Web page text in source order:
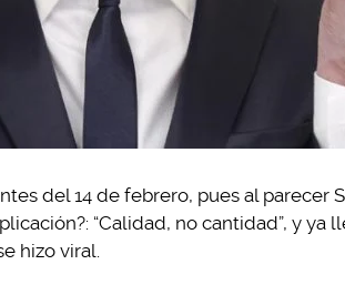
del 14 de febrero, pues al parecer
“Calidad, no cantidad”, y ya
hizo viral.